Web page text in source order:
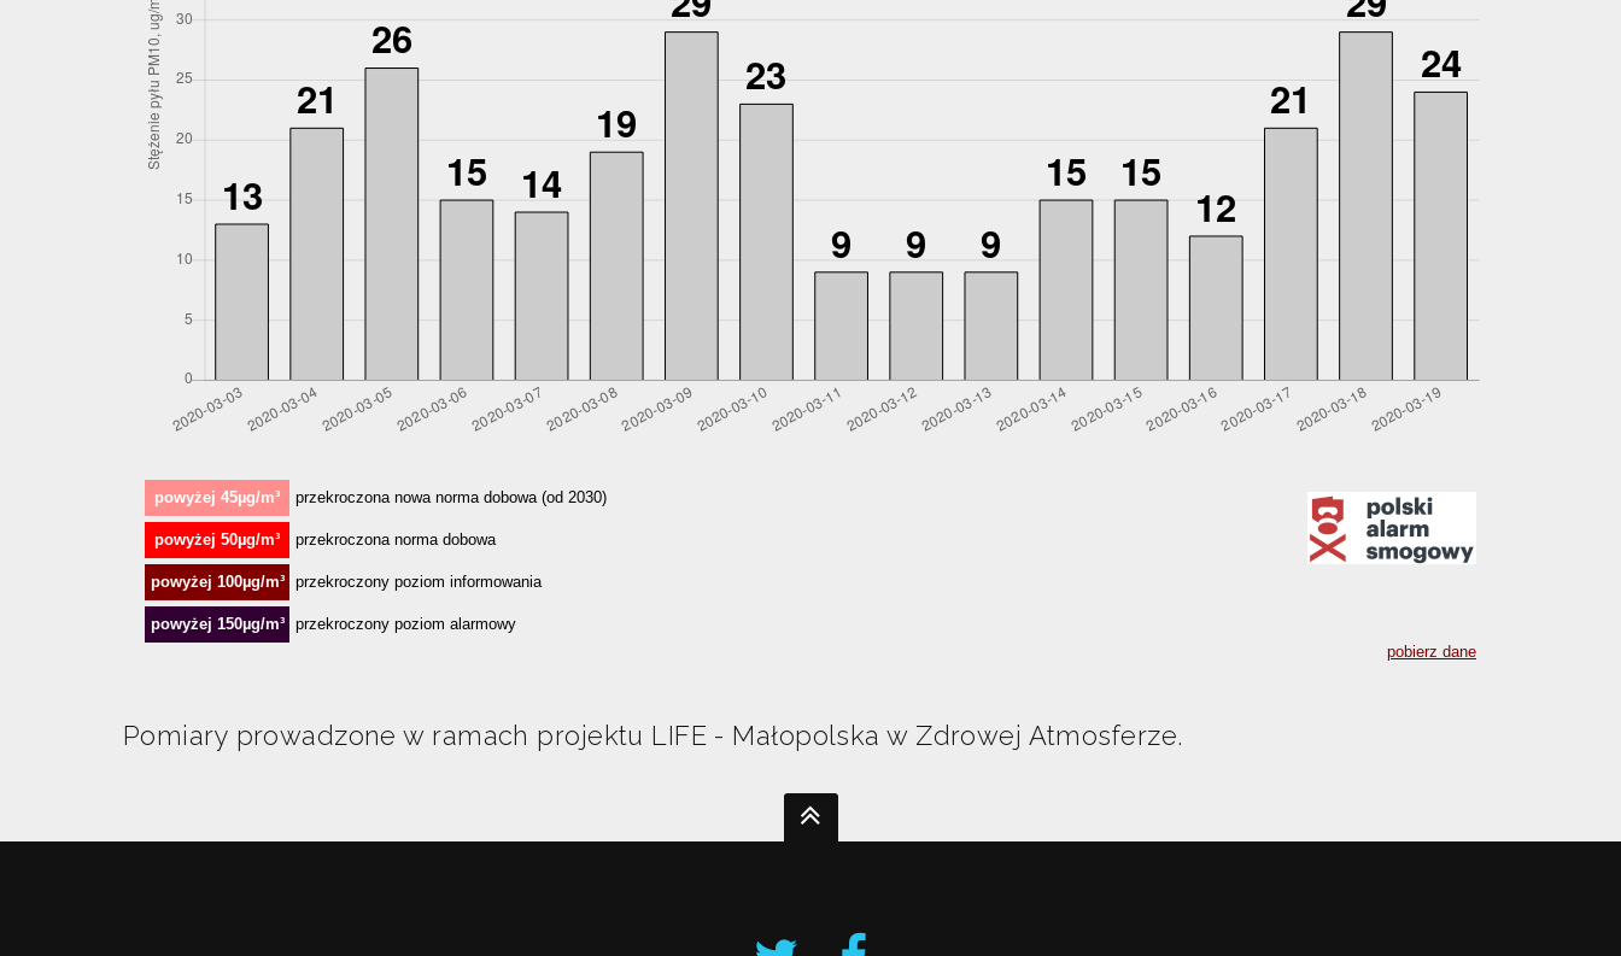
Pomiary prowadzone w ramach projektu LIFE - Małopolska w Zdrowej Atmosferze.